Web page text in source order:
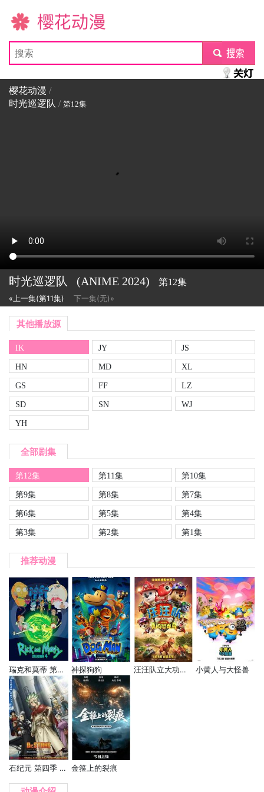
樱花动漫
submit
樱花动漫 /
时光巡逻队 / 第12集
时光巡逻队 (ANIME 2024) 第12集
«上一集(第11集) 下一集(无)»
其他播放源
IK JY
JS
HN
MD
XL
GS
FF
LZ
SD
SN
WJ
YH
全部剧集
第12集 第11集
第10集
第9集
第8集
第7集
第6集
第5集
第4集
第3集
第2集 第1集
推荐动漫
瑞克和莫蒂 第四季 神探狗狗 汪汪队立大功大电影3：勇闯恐龙岛 小黄人与大怪兽
石纪元 第四季 Part 3 金箍上的裂痕